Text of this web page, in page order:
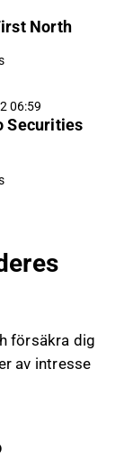
North
06:59
Securities
försäkra dig
av intresse